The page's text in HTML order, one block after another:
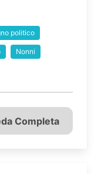
politico
Nonni
Completa